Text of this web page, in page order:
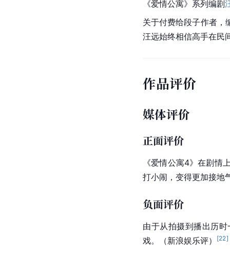
《爱情公寓》系列编剧
关于付费给段子作者，
汪远始终相信高手在民
作品评价
媒体评价
正面评价
《爱情公寓4》在剧情
打小闹，变得更加接地
负面评价
由于从拍摄到播出历时
戏。（新浪娱乐评）
[22]